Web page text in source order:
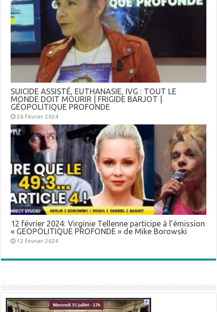
SUICIDE ASSISTÉ, EUTHANASIE, IVG : TOUT LE
MONDE DOIT MOURIR | FRIGIDE BARJOT |
GÉOPOLITIQUE PROFONDE
26 février 2024
12 février 2024: Virginie Tellenne participe à l’émission
« GEOPOLITIQUE PROFONDE » de Mike Borowski
12 février 2024